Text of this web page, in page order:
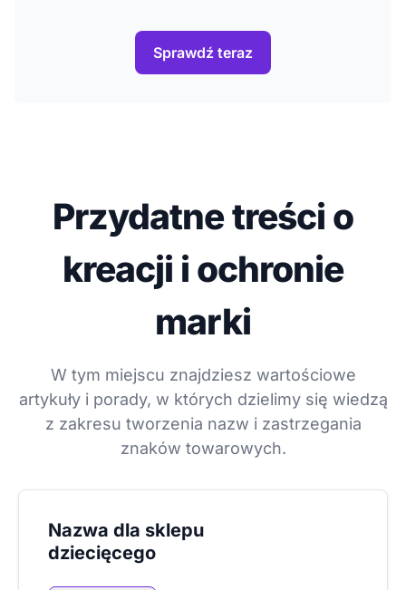
Sprawdź teraz
Przydatne treści o
kreacji i ochronie
marki
W tym miejscu znajdziesz wartościowe
artykuły i porady, w których dzielimy się wiedzą
z zakresu tworzenia nazw i zastrzegania
znaków towarowych.
Nazwa dla sklepu
dziecięcego